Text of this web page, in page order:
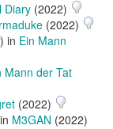
Diary (2022)
(2022)
) in Ein Mann
Mann der Tat
(2022)
M3GAN (2022)